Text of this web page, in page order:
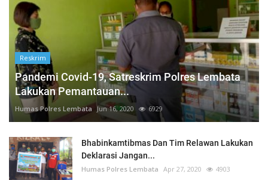
Reskrim
Pandemi Covid-19, Satreskrim Polres Lembata
Lakukan Pemantauan...
Humas Polres Lembata Jun 16, 2020 6929
Bhabinkamtibmas Dan Tim Relawan Lakukan
Deklarasi Jangan...
Humas Polres Lembata Apr 27, 2020 4903